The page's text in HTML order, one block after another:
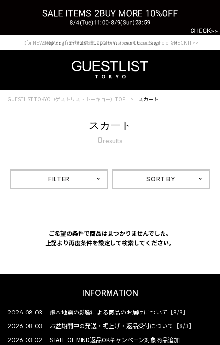
Shopping from outside Japan? Visit our Global Site here. >>
【for NEW MEMBER】新規会員様1000Point Present Campaign CHECK IT>>
GUESTLIST TOKYO（ゲストリスト トーキョー）TOP スカート
スカート
0results
FILTER SORT BY
ご希望の条件で商品は見つかりませんでした。
上記より再度条件を設定して検索してください。
INFORMATION
2026.08.03 熊本地震の影響による商品のお届けについて［8/3］
2026.08.03 お盆期間中の発送・裾上げ・返品受付について［8/3］
2026.03.02 STATE OF MIND返品OKキャンペーン対象商品追加